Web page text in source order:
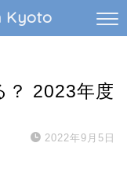
Kyoto
？ 2023年度
2022年9月5日